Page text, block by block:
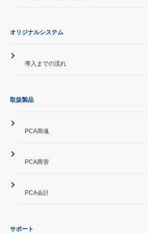
オリジナルシステム
導入までの流れ
取扱製品
PCA商魂
PCA商管
PCA会計
サポート